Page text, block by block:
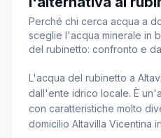
Perché chi cerca acqua a
sceglie l'acqua minerale in
del rubinetto: confronto e
L'acqua del rubinetto a
dall'ente idrico locale. È
con caratteristiche molto
domicilio Altavilla Vicentina